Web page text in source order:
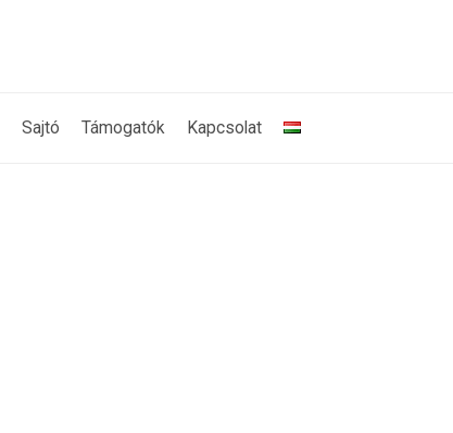
Sajtó Támogatók Kapcsolat